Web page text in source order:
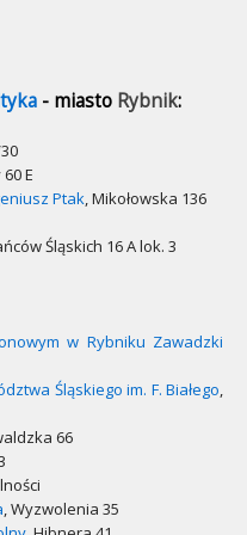
- miasto Rybnik:
E
Ptak, Mikołowska 136
Śląskich 16 A lok. 3
w Rybniku Zawadzki
Śląskiego im. F. Białego,
66
, Wyzwolenia 35